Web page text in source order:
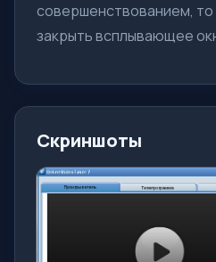
совершенствованием,
закрыть всплывающее
Скриншоты